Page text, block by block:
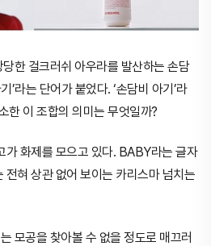
한 걸크러쉬 아우라를 발산하는 손담
’라는 단어가 붙었다. ‘손담비 아기’라
한 이 조합의 의미는 무엇일까?
가 화제를 모으고 있다. BABY라는 글자
전혀 상관 없어 보이는 카리스마 넘치는
모공을 찾아볼 수 없을 정도로 매끄러